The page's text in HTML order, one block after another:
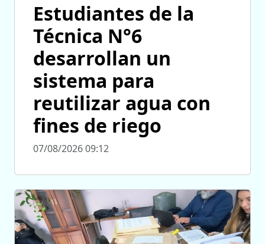
Estudiantes de la
Técnica N°6
desarrollan un
sistema para
reutilizar agua con
fines de riego
07/08/2026 09:12